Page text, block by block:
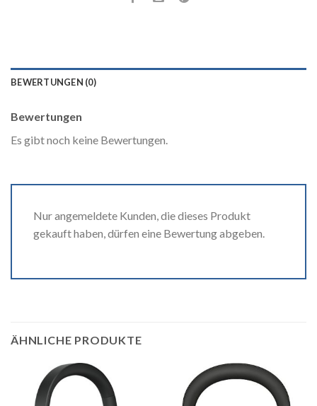
BEWERTUNGEN (0)
Bewertungen
Es gibt noch keine Bewertungen.
Nur angemeldete Kunden, die dieses Produkt
gekauft haben, dürfen eine Bewertung abgeben.
ÄHNLICHE PRODUKTE